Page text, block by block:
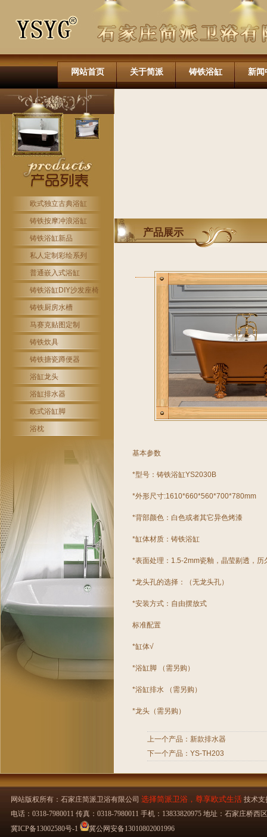
网站首页 关于简派 铸铁浴缸 新闻
欧式独立古典浴缸
铸铁按摩冲浪浴缸
铸铁浴缸新品
私人定制彩绘系列
普通嵌入式浴缸
铸铁浴缸DIY沙发座椅
铸铁厨房水槽
马赛克贴图定制
铸铁炊具
铸铁搪瓷蹲便器
浴缸龙头
浴缸排水器
欧式浴缸脚
浴枕
产品展示
基本参数
*型号： 铸铁浴缸YS2030B
*外形尺寸:1610*660*560*700*780mm
*背部颜色：白色或者其它异色烤漆
*缸体材质： 铸铁浴缸
*表面处理：1.5-2mm瓷釉，晶莹剔透，
*龙头孔的选择：（无龙头孔）
*安装方式：自由摆放式
标准配置
*缸体√
*浴缸脚 （需另购）
*浴缸排水 （需另购）
*龙头（需另购）
上一个产品： 新款排水器
下一个产品： YS-TH203
网站版权所有：石家庄简派卫浴有限公司 选择简派卫浴，尊享欧式生活 技术支
电话：0318-7980011 传真：0318-7980011 手机：13833820975 地址：石家庄桥
冀ICP备13002580号-1
冀公网安备13010802001996